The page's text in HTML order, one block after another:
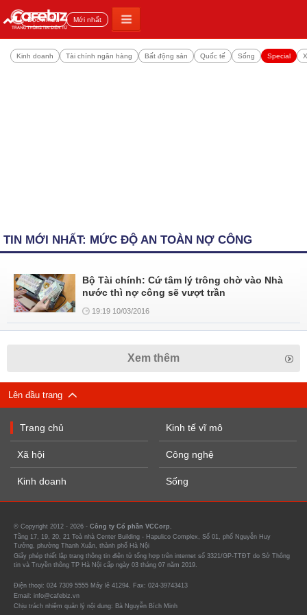
Đọc nhiều Mới nhất
Kinh doanh Tài chính ngân hàng Bất động sản Quốc tế Sống Special
TIN MỚI NHẤT: MỨC ĐỘ AN TOÀN NỢ CÔNG
Bộ Tài chính: Cứ tâm lý trông chờ vào Nhà
nước thì nợ công sẽ vượt trần
19:19 10/03/2016
Xem thêm
Lên đầu trang
Trang chủ
Xã hội
Kinh doanh
Kinh tế vĩ mô
Công nghệ
Sống
© Copyright 2012 - 2026 - Công ty Cổ phần VCCorp.
Tầng 17, 19, 20, 21 Toà nhà Center Building - Hapulico Complex, Số 01, phố Nguyễn Huy
Tưởng, phường Thanh Xuân, thành phố Hà Nội
Giấy phép thiết lập trang thông tin điện tử tổng hợp trên internet số 3321/GP-TTĐT do Sở Thông
tin và Truyền thông TP Hà Nội cấp ngày 03 tháng 07 năm 2019.
Điện thoại: 024 7309 5555 Máy lẻ 41294. Fax: 024-39743413
Email: info@cafebiz.vn
Chịu trách nhiệm quản lý nội dung: Bà Nguyễn Bích Minh